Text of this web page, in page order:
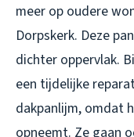
meer op oudere
Dorpskerk. Deze
dichter oppervlak.
een tijdelijke
dakpanlijm, omdat
opneemt. Ze gaan